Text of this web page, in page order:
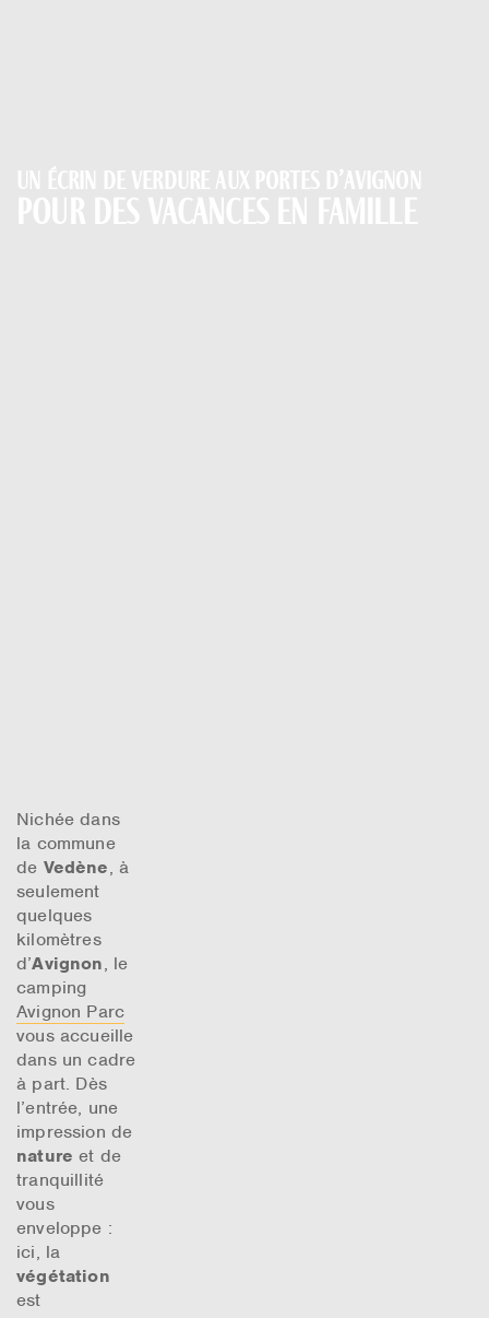
Nichée dans
la commune
de Vedène, à
seulement
quelques
kilomètres
d’Avignon, le
camping
Avignon Parc
vous accueille
dans un cadre
à part. Dès
l’entrée, une
impression de
nature et de
tranquillité
vous
enveloppe :
ici, la
végétation
est